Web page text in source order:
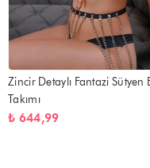
Zincir Detaylı Fantazi Sütyen
Takımı
₺ 644,99